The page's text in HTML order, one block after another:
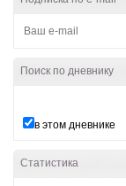
Поиск по дневнику
в этом дневнике
Статистика